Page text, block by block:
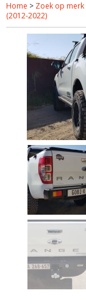
Home > Zoek op merk
(2012-2022)